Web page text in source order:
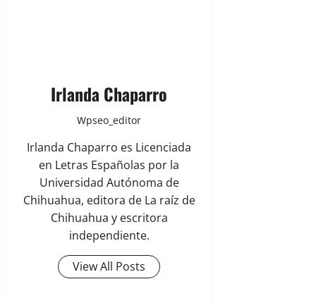
Irlanda Chaparro
Wpseo_editor
Irlanda Chaparro es Licenciada
en Letras Españolas por la
Universidad Autónoma de
Chihuahua, editora de La raíz de
Chihuahua y escritora
independiente.
View All Posts